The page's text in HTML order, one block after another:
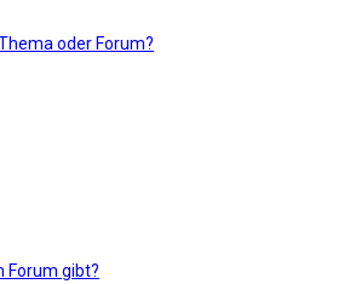
oder Forum?
Forum gibt?